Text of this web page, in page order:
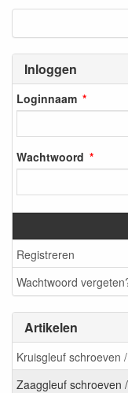
Inloggen
Loginnaam
Wachtwoord
Registreren
Wachtwoord
Artikelen
Kruisgleuf schroeven
Zaaggleuf schroeven